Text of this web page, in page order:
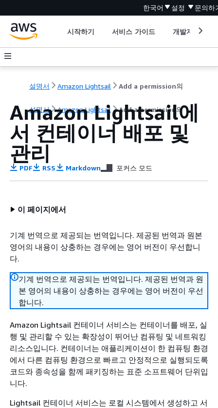
한국어 설정 문의하
시작하기 서비스 가이드 개발자 도구
설명서 Amazon Lightsail Add a permission의
설명서 Amazon Lightsail Add a permission의
Amazon Lightsail에
서 컨테이너 배포 및
관리
PDF RSS Markdown 포커스 모드
이 페이지에서
기계 번역으로 제공되는 번역입니다. 제공된 번역과 원본
영어의 내용이 상충하는 경우에는 영어 버전이 우선합니
다.
기계 번역으로 제공되는 번역입니다. 제공된 번역과 원
본 영어의 내용이 상충하는 경우에는 영어 버전이 우선
합니다.
Amazon Lightsail 컨테이너 서비스는 컨테이너를 배포, 실
행 및 관리할 수 있는 확장성이 뛰어난 컴퓨팅 및 네트워킹
리소스입니다. 컨테이너는 애플리케이션이 한 컴퓨팅 환경
에서 다른 컴퓨팅 환경으로 빠르고 안정적으로 실행되도록
코드와 종속성을 함께 패키징하는 표준 소프트웨어 단위입
니다.
Lightsail 컨테이너 서비스는 로컬 시스템에서 생성하고 서